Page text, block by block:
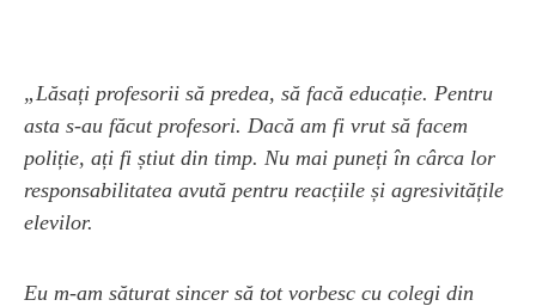
„Lăsați profesorii să predea, să facă educație. Pentru
asta s-au făcut profesori. Dacă am fi vrut să facem
poliție, ați fi știut din timp. Nu mai puneți în cârca lor
responsabilitatea avută pentru reacțiile și agresivitățile
elevilor.
Eu m-am săturat sincer să tot vorbesc cu colegi din